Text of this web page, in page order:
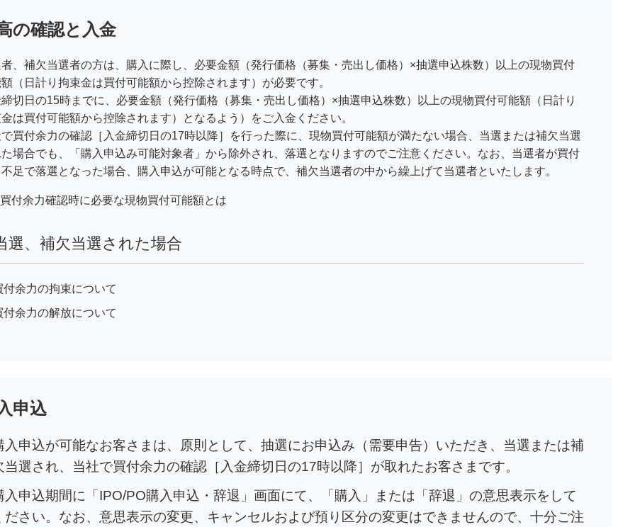
の確認と入金
、補欠当選者の方は、購入に際し、必要金額（発行価格（募集・売出し価格）×抽選申込株数）以上の現物買付
（日計り拘束金は買付可能額から控除されます）が必要です。
切日の15時までに、必要金額（発行価格（募集・売出し価格）×抽選申込株数）以上の現物買付可能額（日計り
は買付可能額から控除されます）となるよう）をご入金ください。
買付余力の確認［入金締切日の17時以降］を行った際に、現物買付可能額が満たない場合、当選または補欠当選
場合でも、「購入申込み可能対象者」から除外され、落選となりますのでご注意ください。なお、当選者が買付
足で落選となった場合、購入申込が可能となる時点で、補欠当選者の中から繰上げて当選者といたします。
買付余力確認時に必要な現物買付可能額とは
選、補欠当選された場合
付余力の拘束について
付余力の解放について
申込
入申込が可能なお客さまは、原則として、抽選にお申込み（需要申告）いただき、当選または補
当選され、当社で買付余力の確認［入金締切日の17時以降］が取れたお客さまです。
入申込期間に「IPO/PO購入申込・辞退」画面にて、「購入」または「辞退」の意思表示をして
ださい。なお、意思表示の変更、キャンセルおよび預り区分の変更はできませんので、十分ご注